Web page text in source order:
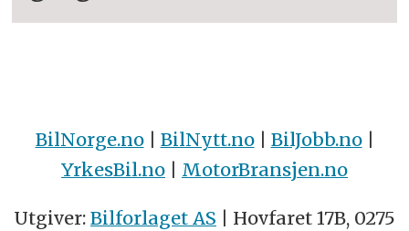
BilNorge.no| BilNytt.no| BilJobb.no|
YrkesBil.no
MotorBransjen.no
Utgiver: Bilforlaget AS | Hovfaret 17B, 0275